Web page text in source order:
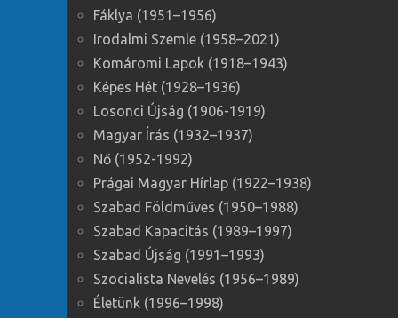
Fáklya (1951–1956)
Irodalmi Szemle (1958–2021)
Komáromi Lapok (1918–1943)
Képes Hét (1928–1936)
Losonci Újság (1906-1919)
Magyar Írás (1932–1937)
Nő (1952-1992)
Prágai Magyar Hírlap (1922–1938)
Szabad Földműves (1950–1988)
Szabad Kapacitás (1989–1997)
Szabad Újság (1991–1993)
Szocialista Nevelés (1956–1989)
Életünk (1996–1998)